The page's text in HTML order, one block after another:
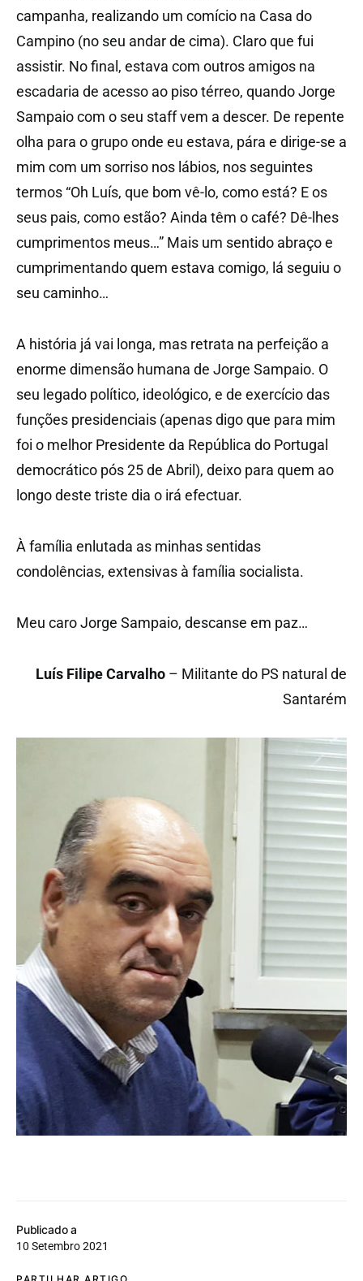
Publicado a
10 Setembro 2021
campanha, realizando um comício na Casa do
Campino (no seu andar de cima). Claro que fui
assistir. No final, estava com outros amigos na
escadaria de acesso ao piso térreo, quando Jorge
Sampaio com o seu staff vem a descer. De repente
olha para o grupo onde eu estava, pára e dirige-se a
mim com um sorriso nos lábios, nos seguintes
termos “Oh Luís, que bom vê-lo, como está? E os
seus pais, como estão? Ainda têm o café? Dê-lhes
cumprimentos meus…” Mais um sentido abraço e
cumprimentando quem estava comigo, lá seguiu o
seu caminho…
A história já vai longa, mas retrata na perfeição a
enorme dimensão humana de Jorge Sampaio. O
seu legado político, ideológico, e de exercício das
funções presidenciais (apenas digo que para mim
foi o melhor Presidente da República do Portugal
democrático pós 25 de Abril), deixo para quem ao
longo deste triste dia o irá efectuar.
À família enlutada as minhas sentidas
condolências, extensivas à família socialista.
Meu caro Jorge Sampaio, descanse em paz…
Luís Filipe Carvalho – Militante do PS natural de
Santarém